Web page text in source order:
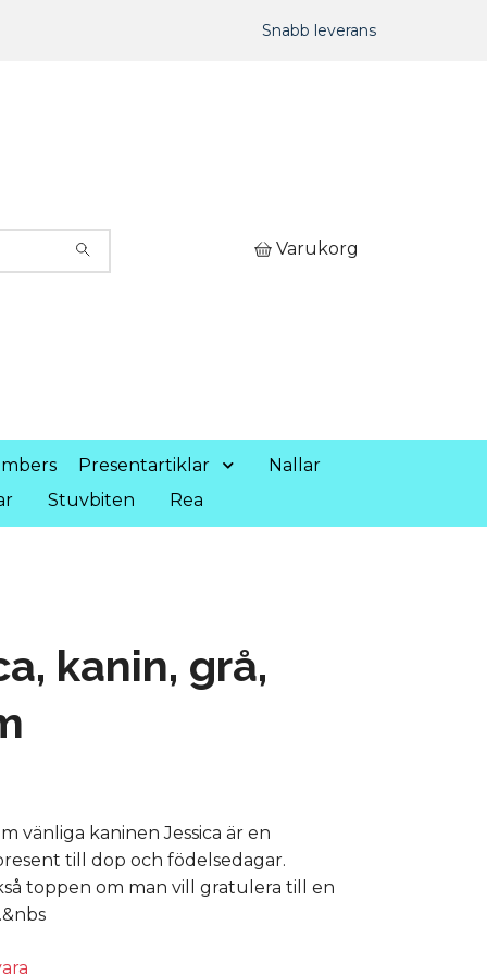
Snabb leverans
Varukorg
Presentartiklar
Nallar
Stuvbiten Rea
kanin, grå,
vänliga kaninen Jessica är en
till dop och födelsedagar.
toppen om man vill gratulera till en